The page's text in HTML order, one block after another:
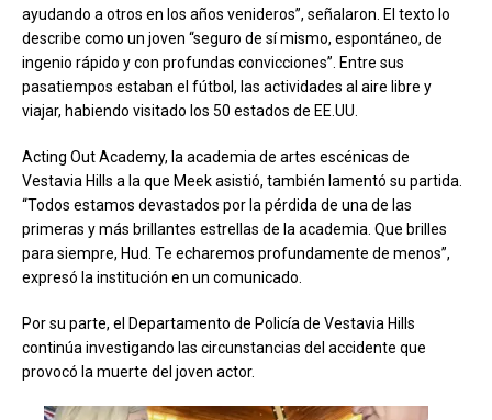
ayudando a otros en los años venideros”, señalaron. El texto lo
describe como un joven “seguro de sí mismo, espontáneo, de
ingenio rápido y con profundas convicciones”. Entre sus
pasatiempos estaban el fútbol, las actividades al aire libre y
viajar, habiendo visitado los 50 estados de EE.UU.
Acting Out Academy, la academia de artes escénicas de
Vestavia Hills a la que Meek asistió, también lamentó su partida.
“Todos estamos devastados por la pérdida de una de las
primeras y más brillantes estrellas de la academia. Que brilles
para siempre, Hud. Te echaremos profundamente de menos”,
expresó la institución en un comunicado.
Por su parte, el Departamento de Policía de Vestavia Hills
continúa investigando las circunstancias del accidente que
provocó la muerte del joven actor.